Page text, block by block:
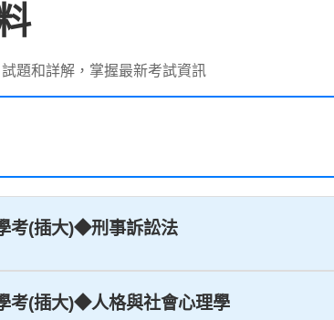
題和詳解，掌握最新考試資訊
考(插大)◆刑事訴訟法
考(插大)◆人格與社會心理學